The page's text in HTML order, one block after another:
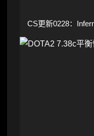
CS更新0228：